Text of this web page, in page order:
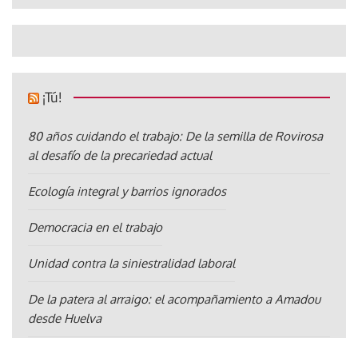
¡Tú!
80 años cuidando el trabajo: De la semilla de Rovirosa
al desafío de la precariedad actual
Ecología integral y barrios ignorados
Democracia en el trabajo
Unidad contra la siniestralidad laboral
De la patera al arraigo: el acompañamiento a Amadou
desde Huelva